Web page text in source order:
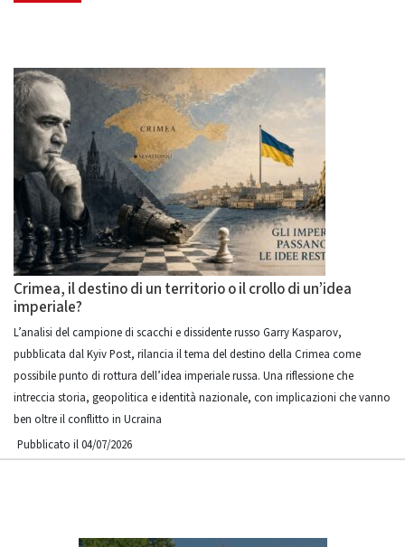
Crimea, il destino di un territorio o il crollo di un’idea
imperiale?
L’analisi del campione di scacchi e dissidente russo Garry Kasparov,
pubblicata dal Kyiv Post, rilancia il tema del destino della Crimea come
possibile punto di rottura dell’idea imperiale russa. Una riflessione che
intreccia storia, geopolitica e identità nazionale, con implicazioni che vanno
ben oltre il conflitto in Ucraina
Pubblicato il 04/07/2026